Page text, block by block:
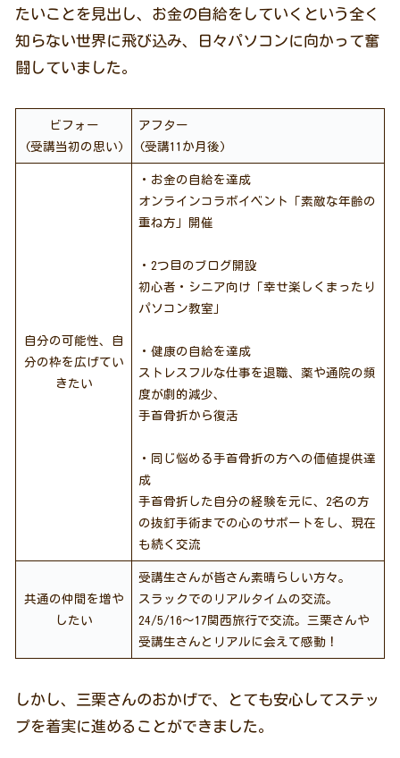
たいことを見出し、お金の自給をしていくという全く
知らない世界に飛び込み、日々パソコンに向かって奮
闘していました。
ビフォー
(受講当初の思い)
アフター
(受講11か月後)
自分の可能性、自
分の枠を広げてい
きたい
・お金の自給を達成
オンラインコラボイベント「素敵な年齢の
重ね方」開催
・2つ目のブログ開設
初心者・シニア向け「幸せ楽しくまったり
パソコン教室」
・健康の自給を達成
ストレスフルな仕事を退職、薬や通院の頻
度が劇的減少、
手首骨折から復活
・同じ悩める手首骨折の方への価値提供達
成
手首骨折した自分の経験を元に、2名の方
の抜釘手術までの心のサポートをし、現在
も続く交流
共通の仲間を増や
したい
受講生さんが皆さん素晴らしい方々。
スラックでのリアルタイムの交流。
24/5/16～17関西旅行で交流。三栗さんや
受講生さんとリアルに会えて感動！
しかし、三栗さんのおかげで、とても安心してステッ
プを着実に進めることができました。